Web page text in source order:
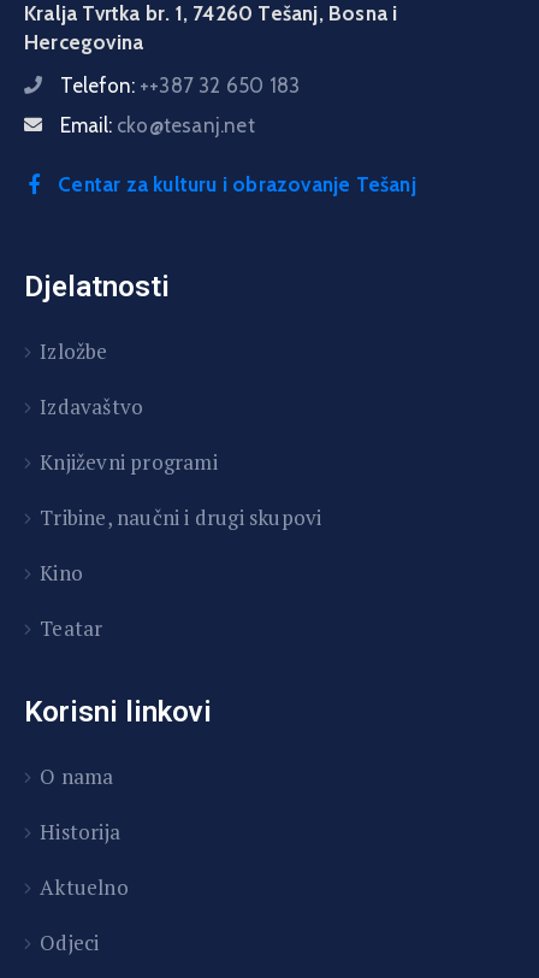
Kralja Tvrtka br. 1, 74260 Tešanj, Bosna i
Hercegovina
Telefon: ++387 32 650 183
Email: cko@tesanj.net
Centar za kulturu i obrazovanje Tešanj
Djelatnosti
Izložbe
Izdavaštvo
Književni programi
Tribine, naučni i drugi skupovi
Kino
Teatar
Korisni linkovi
O nama
Historija
Aktuelno
Odjeci